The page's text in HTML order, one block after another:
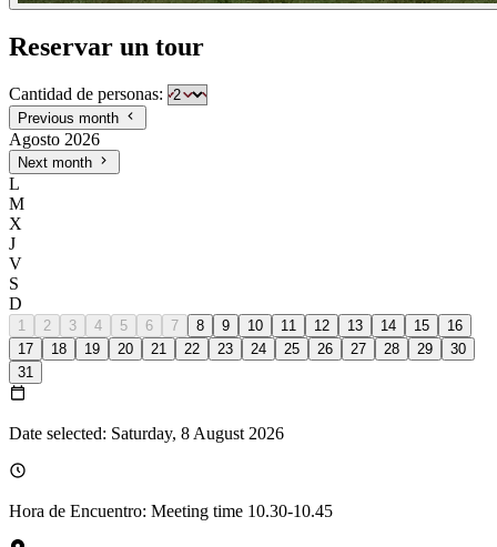
Reservar un tour
Cantidad de personas:
Previous month
Agosto 2026
Next month
L
M
X
J
V
S
D
1 2 3 4 5 6 7 8 9 10 11 12 13 14 15
16
17
18 19 20 21 22 23 24 25 26 27 28 29
30
31
Date selected: Saturday, 8 August 2026
Hora de Encuentro: Meeting time 10.30-10.45